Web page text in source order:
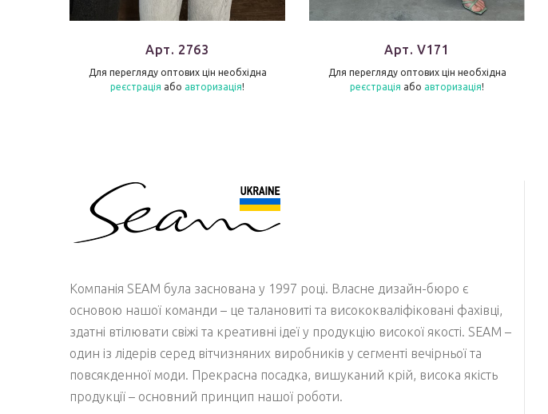
Арт. 2763
Для перегляду оптових цін необхідна
реєстрація або авторизація!
Арт. V171
Для перегляду оптових цін необхідна
реєстрація або авторизація!
Компанія SEAM була заснована у 1997 році. Власне дизайн-бюро є
основою нашої команди – це талановиті та висококваліфіковані фахівці,
здатні втілювати свіжі та креативні ідеї у продукцію високої якості. SEAM –
один із лідерів серед вітчизняних виробників у сегменті вечірньої та
повсякденної моди. Прекрасна посадка, вишуканий крій, висока якість
продукції – основний принцип нашої роботи.